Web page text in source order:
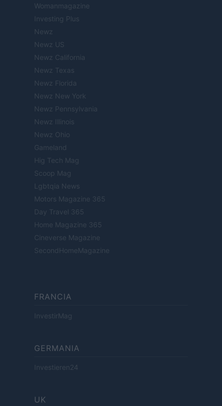
Womanmagazine
Investing Plus
Newz
Newz US
Newz California
Newz Texas
Newz Florida
Newz New York
Newz Pennsylvania
Newz Illinois
Newz Ohio
Gameland
Hig Tech Mag
Scoop Mag
Lgbtqia News
Motors Magazine 365
Day Travel 365
Home Magazine 365
Cineverse Magazine
SecondHomeMagazine
FRANCIA
InvestirMag
GERMANIA
Investieren24
UK